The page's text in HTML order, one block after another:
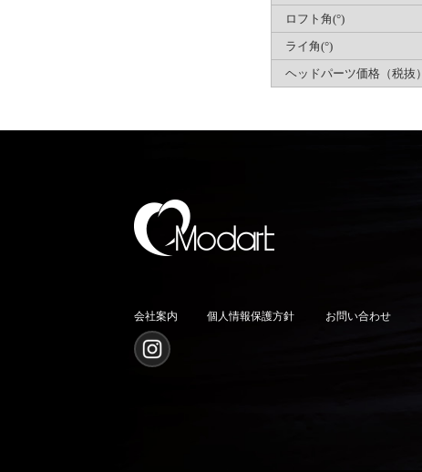
ロフト角(°)
ライ角(°)
ヘッドパーツ価格（税抜）
会社案内 個人情報保護方針 お問い合わせ